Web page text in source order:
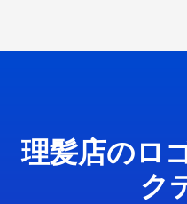
理髪店のロ
ク